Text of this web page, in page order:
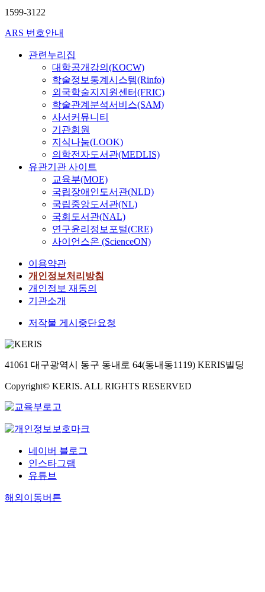
1599-3122
ARS 번호안내
관련누리집
대학공개강의(KOCW)
학술정보통계시스템(Rinfo)
외국학술지지원센터(FRIC)
학술관계분석서비스(SAM)
사서커뮤니티
기관회원
지식나눔(LOOK)
의학전자도서관(MEDLIS)
유관기관 사이트
교육부(MOE)
국립장애인도서관(NLD)
국립중앙도서관(NL)
국회도서관(NAL)
연구윤리정보포털(CRE)
사이언스온 (ScienceON)
이용약관
개인정보처리방침
개인정보 재동의
기관소개
저작물 게시중단요청
41061 대구광역시 동구 동내로 64(동내동1119) KERIS빌딩
Copyright© KERIS. ALL RIGHTS RESERVED
네이버 블로그
인스타그램
유튜브
해외이동버튼